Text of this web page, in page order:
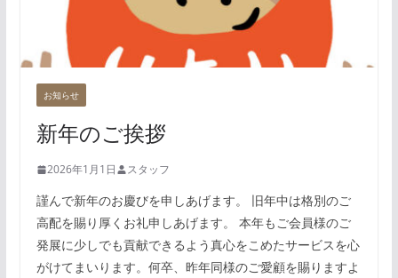
お知らせ
新年のご挨拶
2026年1月1日 スタッフ
謹んで新年のお慶びを申しあげます。 旧年中は格別のご
高配を賜り厚くお礼申しあげます。 本年もご会員様のご
発展に少しでも貢献できるよう真心をこめたサービスを心
がけてまいります。何卒、昨年同様のご愛顧を賜りますよ